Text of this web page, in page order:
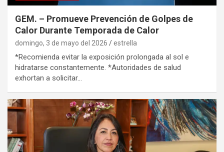
GEM. – Promueve Prevención de Golpes de
Calor Durante Temporada de Calor
domingo, 3 de mayo del 2026 estrella
*Recomienda evitar la exposición prolongada al sol e
hidratarse constantemente. *Autoridades de salud
exhortan a solicitar…